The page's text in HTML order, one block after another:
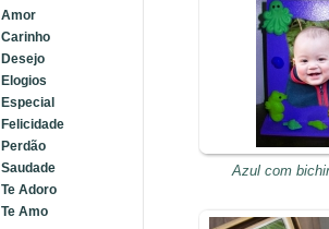
Amor
Carinho
Desejo
Elogios
Especial
Felicidade
Perdão
Saudade
Te Adoro
Te Amo
Azul com